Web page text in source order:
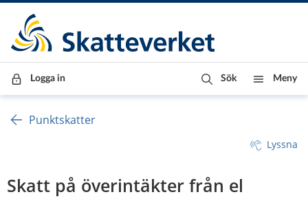
Till innehåll
Till navigationen
Till chattrobot
Logga in Sök Meny
Punktskatter
Lyssna
Skatt på överintäkter från el